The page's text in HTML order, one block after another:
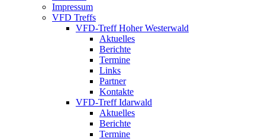
Impressum
VFD Treffs
VFD-Treff Hoher Westerwald
Aktuelles
Berichte
Termine
Links
Partner
Kontakte
VFD-Treff Idarwald
Aktuelles
Berichte
Termine